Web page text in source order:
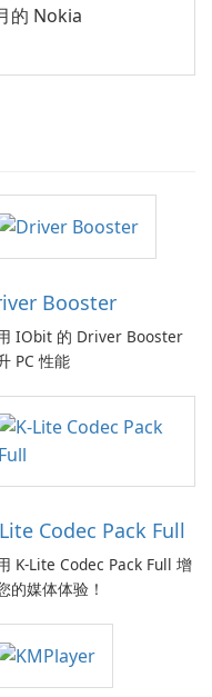
的 Nokia
Booster
IObit 的 Driver Booster
PC 性能
Codec Pack Full
K-Lite Codec Pack Full 增
的媒体体验！